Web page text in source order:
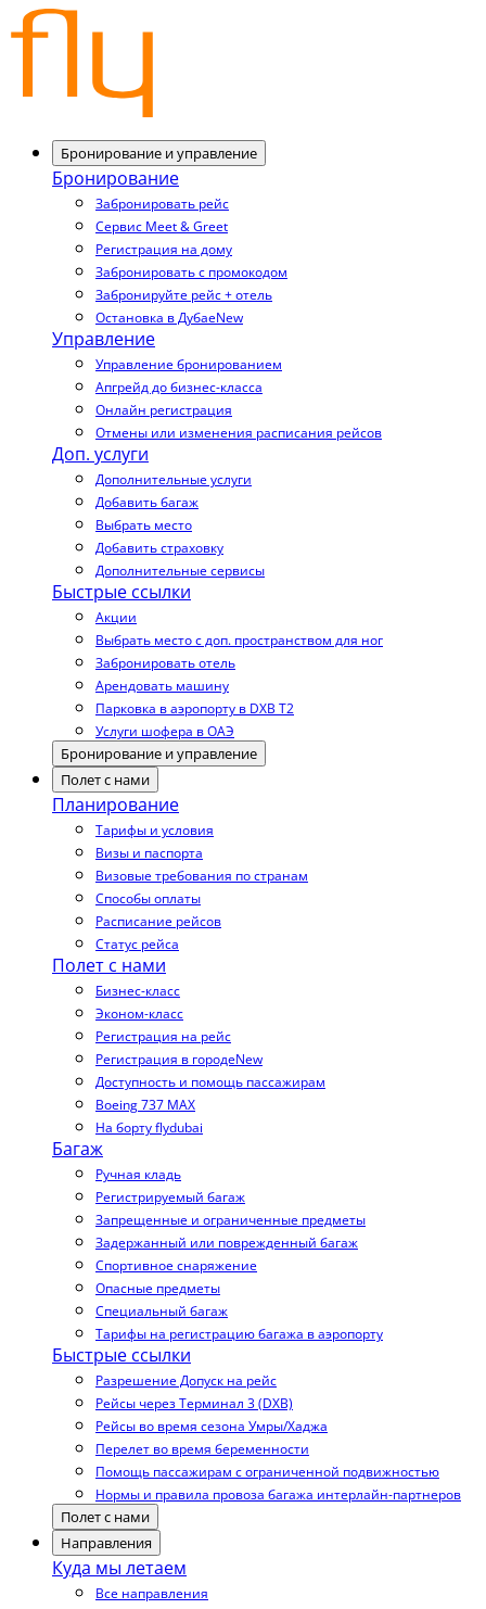
Бронирование и управление
Бронирование
Забронировать рейс
Сервис Meet & Greet
Регистрация на дому
Забронировать с промокодом
Забронируйте рейс + отель
Остановка в ДубаеNew
Управление
Управление бронированием
Апгрейд до бизнес-класса
Онлайн регистрация
Отмены или изменения расписания рейсов
Доп. услуги
Дополнительные услуги
Добавить багаж
Выбрать место
Добавить страховку
Дополнительные сервисы
Быстрые ссылки
Акции
Выбрать место с доп. пространством для ног
Забронировать отель
Арендовать машину
Парковка в аэропорту в DXB T2
Услуги шофера в ОАЭ
Бронирование и управление
Полет с нами
Планирование
Тарифы и условия
Визы и паспорта
Визовые требования по странам
Способы оплаты
Расписание рейсов
Статус рейса
Полет с нами
Бизнес-класс
Эконом-класс
Регистрация на рейс
Регистрация в городеNew
Доступность и помощь пассажирам
Boeing 737 MAX
На борту flydubai
Багаж
Ручная кладь
Регистрируемый багаж
Запрещенные и ограниченные предметы
Задержанный или поврежденный багаж
Спортивное снаряжение
Опасные предметы
Специальный багаж
Тарифы на регистрацию багажа в аэропорту
Быстрые ссылки
Разрешение Допуск на рейс
Рейсы через Терминал 3 (DXB)
Рейсы во время сезона Умры/Хаджа
Перелет во время беременности
Помощь пассажирам с ограниченной подвижностью
Нормы и правила провоза багажа интерлайн-партнеров
Полет с нами
Направления
Куда мы летаем
Все направления